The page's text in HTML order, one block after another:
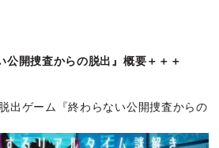
公開捜査からの脱出』概要＋＋＋
出ゲーム『終わらない公開捜査からの